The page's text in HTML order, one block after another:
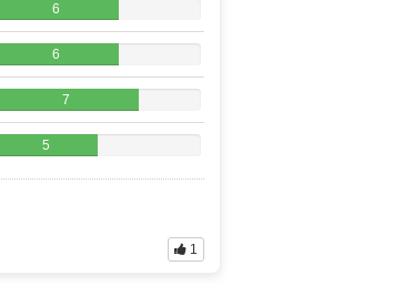
6
6
7
5
1